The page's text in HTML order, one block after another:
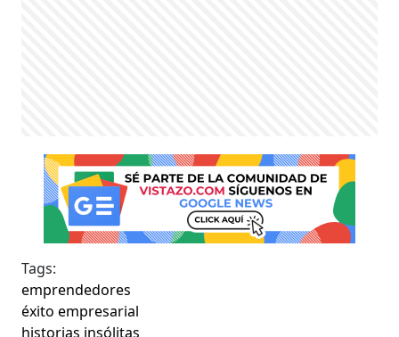
Tags:
emprendedores
éxito empresarial
historias insólitas